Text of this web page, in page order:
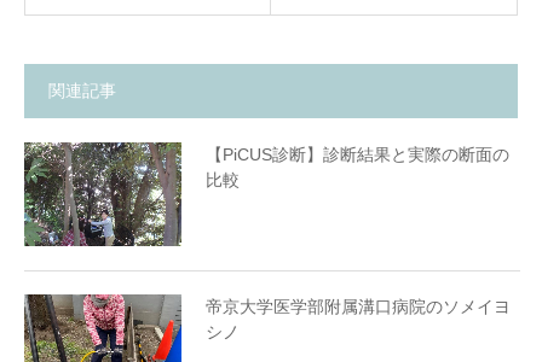
関連記事
【PiCUS診断】診断結果と実際の断面の
比較
帝京大学医学部附属溝口病院のソメイヨ
シノ